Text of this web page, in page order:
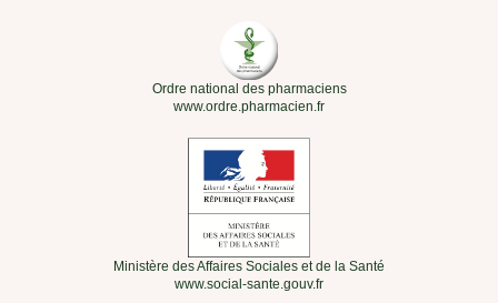
Ordre national des pharmaciens
www.ordre.pharmacien.fr
Ministère des Affaires Sociales et de la Santé
www.social-sante.gouv.fr